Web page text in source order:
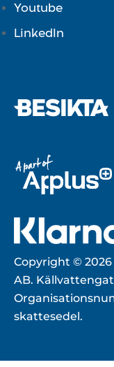
Youtube
LinkedIn
Copyright ©
AB.
skattesedel.